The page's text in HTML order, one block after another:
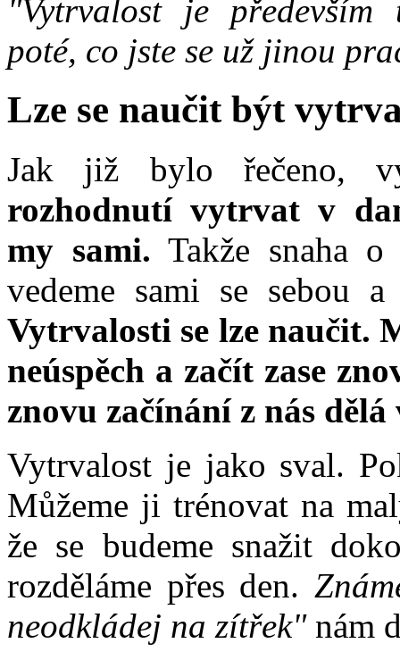
"Vytrvalost je především
poté, co jste se už jinou
Lze se naučit být
Jak již bylo řečeno,
rozhodnutí vytrvat v
my sami. Takže snaha
vedeme sami se sebou
Vytrvalosti se lze naučit.
neúspěch a začít zase
znovu začínání z nás
Vytrvalost je jako sval.
Můžeme ji trénovat na
že se budeme snažit
rozděláme přes den.
neodkládej na zítřek"nám